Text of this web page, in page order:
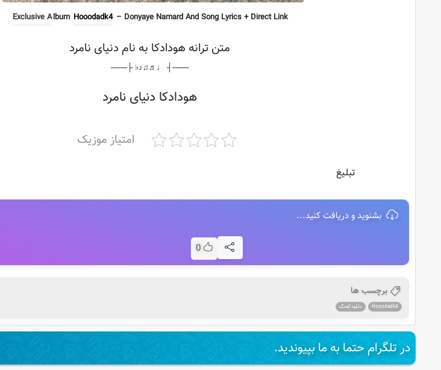
Exclusive Album Hooodadk4 – Donyaye Namard And Song Lyrics + Direct Link
متن ترانه هودادکا به نام دنیای نامرد
───┤ ♩♬♫♪♭ ├───
هودادکا دنیای نامرد
امتیاز موزیک
تبلیغ
بشنوید و دریافت کنید...
0
برچسب ها
Hooodadk4 دانلود آهنگ
در تلگرام حتما به ما بپیوندید.